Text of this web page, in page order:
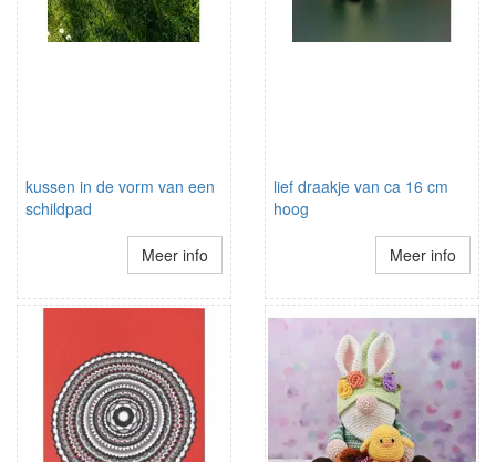
kussen in de vorm van een
schildpad
Meer info
lief draakje van ca 16 cm
hoog
Meer info